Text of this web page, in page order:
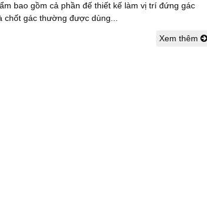
bao gồm cả phần đế thiết kế làm vị trí đứng gác
gác thường được dùng...
Xem thêm